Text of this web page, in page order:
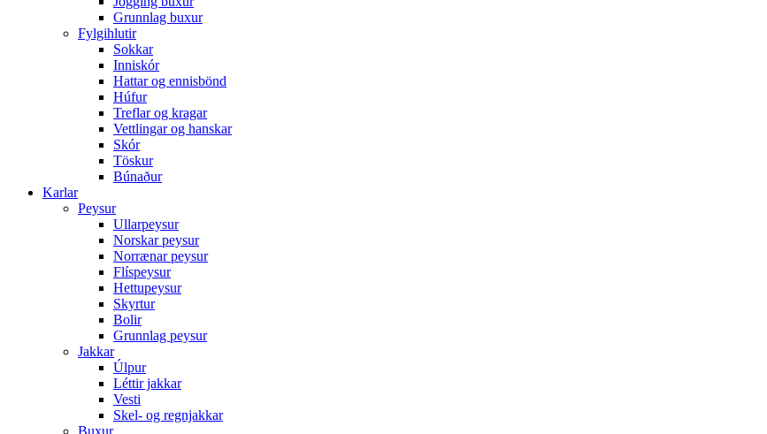
Grunnlag buxur
Fylgihlutir
Sokkar
Inniskór
Hattar og ennisbönd
Húfur
Treflar og kragar
Vettlingar og hanskar
Skór
Töskur
Búnaður
Karlar
Peysur
Ullarpeysur
Norskar peysur
Norrænar peysur
Flíspeysur
Hettupeysur
Skyrtur
Bolir
Grunnlag peysur
Jakkar
Úlpur
Léttir jakkar
Vesti
Skel- og regnjakkar
Buxur